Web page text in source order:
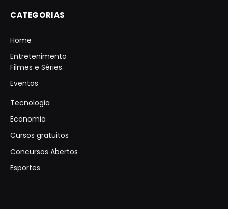
CATEGORIAS
Home
Entretenimento
Filmes e Séries
Eventos
Tecnologia
Economia
Cursos gratuitos
Concursos Abertos
Esportes